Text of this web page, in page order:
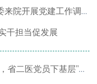
院开展党建工作调研
干担当促发展
层”（新丰站）巡回义诊活动圆满举行